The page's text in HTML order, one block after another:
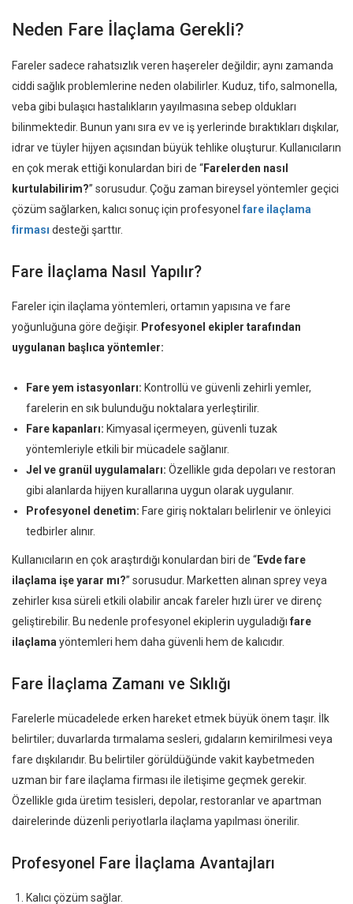
Neden Fare İlaçlama Gerekli?
Fareler sadece rahatsızlık veren haşereler değildir; aynı zamanda
ciddi sağlık problemlerine neden olabilirler. Kuduz, tifo, salmonella,
veba gibi bulaşıcı hastalıkların yayılmasına sebep oldukları
bilinmektedir. Bunun yanı sıra ev ve iş yerlerinde bıraktıkları dışkılar,
idrar ve tüyler hijyen açısından büyük tehlike oluşturur. Kullanıcıların
en çok merak ettiği konulardan biri de “Farelerden nasıl
kurtulabilirim?” sorusudur. Çoğu zaman bireysel yöntemler geçici
çözüm sağlarken, kalıcı sonuç için profesyonel fare ilaçlama
firması desteği şarttır.
Fare İlaçlama Nasıl Yapılır?
Fareler için ilaçlama yöntemleri, ortamın yapısına ve fare
yoğunluğuna göre değişir. Profesyonel ekipler tarafından
uygulanan başlıca yöntemler:
Fare yem istasyonları: Kontrollü ve güvenli zehirli yemler,
farelerin en sık bulunduğu noktalara yerleştirilir.
Fare kapanları: Kimyasal içermeyen, güvenli tuzak
yöntemleriyle etkili bir mücadele sağlanır.
Jel ve granül uygulamaları: Özellikle gıda depoları ve restoran
gibi alanlarda hijyen kurallarına uygun olarak uygulanır.
Profesyonel denetim: Fare giriş noktaları belirlenir ve önleyici
tedbirler alınır.
Kullanıcıların en çok araştırdığı konulardan biri de “Evde fare
ilaçlama işe yarar mı?” sorusudur. Marketten alınan sprey veya
zehirler kısa süreli etkili olabilir ancak fareler hızlı ürer ve direnç
geliştirebilir. Bu nedenle profesyonel ekiplerin uyguladığı fare
ilaçlama yöntemleri hem daha güvenli hem de kalıcıdır.
Fare İlaçlama Zamanı ve Sıklığı
Farelerle mücadelede erken hareket etmek büyük önem taşır. İlk
belirtiler; duvarlarda tırmalama sesleri, gıdaların kemirilmesi veya
fare dışkılarıdır. Bu belirtiler görüldüğünde vakit kaybetmeden
uzman bir fare ilaçlama firması ile iletişime geçmek gerekir.
Özellikle gıda üretim tesisleri, depolar, restoranlar ve apartman
dairelerinde düzenli periyotlarla ilaçlama yapılması önerilir.
Profesyonel Fare İlaçlama Avantajları
Kalıcı çözüm sağlar.